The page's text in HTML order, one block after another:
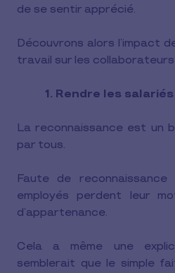
de se sentir apprécié.
Découvrons alors l’impact
travail sur les collaborateurs
1. Rendre les salariés
La reconnaissance est un
par tous.
Faute de reconnaissance
employés perdent leur
d’appartenance.
Cela a même une
semblerait que le simple